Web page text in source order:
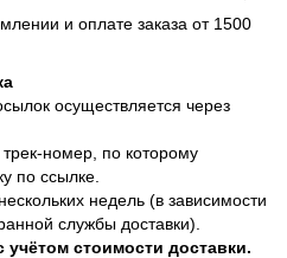
и оплате заказа от 1500
осуществляется через
номер, по которому
по ссылке.
недель (в зависимости
службы доставки).
учётом стоимости доставки.